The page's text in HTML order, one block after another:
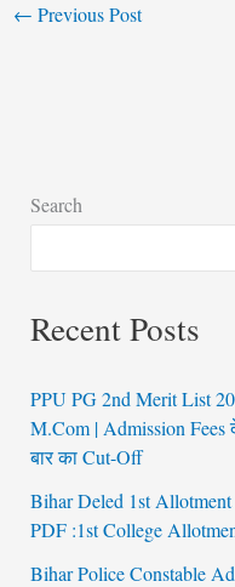
← Previous Post
Search
Recent Posts
PPU PG 2nd Merit List
M.Com | Admission Fees
बार का Cut-Off
Bihar Deled 1st
PDF :1st College
Bihar Police Constable